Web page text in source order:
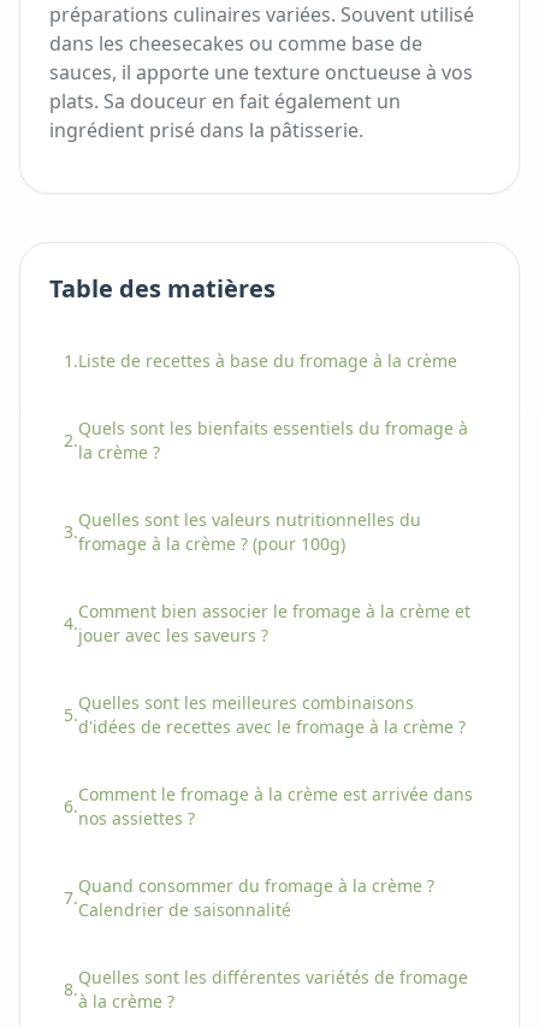
préparations culinaires variées. Souvent utilisé
dans les cheesecakes ou comme base de
sauces, il apporte une texture onctueuse à vos
plats. Sa douceur en fait également un
ingrédient prisé dans la pâtisserie.
Table des matières
1.Liste de recettes à base du fromage à la crème
2.
Quels sont les bienfaits essentiels du fromage à
la crème ?
3.
Quelles sont les valeurs nutritionnelles du
fromage à la crème ? (pour 100g)
4.
Comment bien associer le fromage à la crème et
jouer avec les saveurs ?
5.
Quelles sont les meilleures combinaisons
d'idées de recettes avec le fromage à la crème ?
6.
Comment le fromage à la crème est arrivée dans
nos assiettes ?
7.
Quand consommer du fromage à la crème ?
Calendrier de saisonnalité
8.
Quelles sont les différentes variétés de fromage
à la crème ?